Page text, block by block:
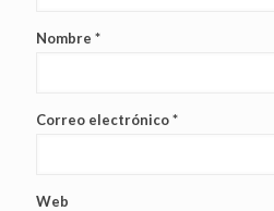
Nombre *
Correo electrónico*
Web